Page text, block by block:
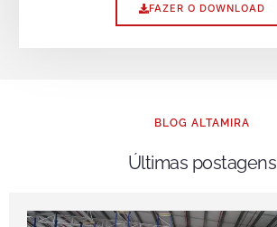
FAZER O DOWNLOAD
BLOG ALTAMIRA
Últimas postagens